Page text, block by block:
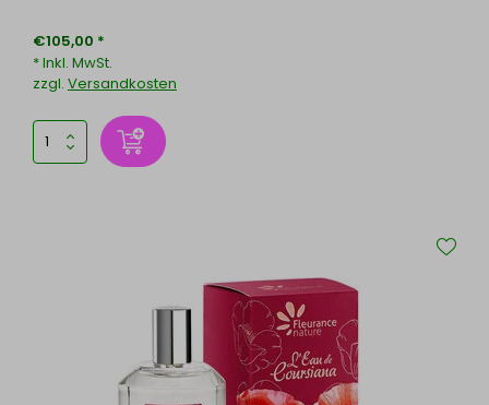
€105,00 *
* Inkl. MwSt.
zzgl. Versandkosten